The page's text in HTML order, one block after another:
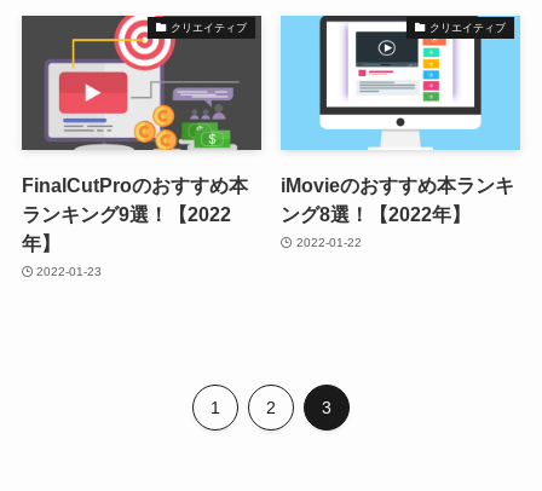
クリエイティブ
FinalCutProのおすすめ本
ランキング9選！【2022
年】
2022-01-23
クリエイティブ
iMovieのおすすめ本ランキ
ング8選！【2022年】
2022-01-22
1 2 3